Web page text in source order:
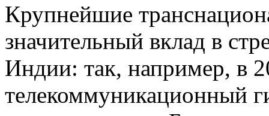
Крупнейшие
значительный вклад в
Индии: так, например, в
телекоммуникационный